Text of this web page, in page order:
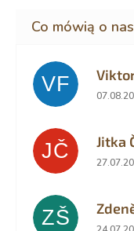
VF Ocena
JČ Jitka
Ocena
ZŠ Ocena